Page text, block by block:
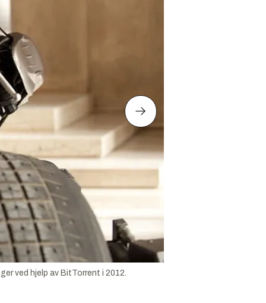
ved hjelp av BitTorrent i 2012.